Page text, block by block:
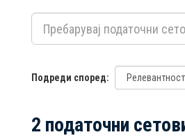
Подреди според
2 податочни